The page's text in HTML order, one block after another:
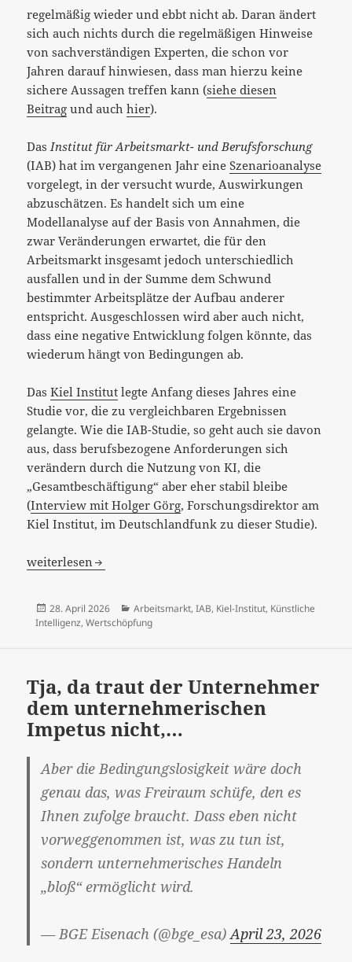
regelmäßig wieder und ebbt nicht ab. Daran ändert
sich auch nichts durch die regelmäßigen Hinweise
von sachverständigen Experten, die schon vor
Jahren darauf hinwiesen, dass man hierzu keine
sichere Aussagen treffen kann (siehe diesen
Beitrag und auchhier).
DasInstitut für Arbeitsmarkt- und Berufsforschung
(IAB) hat im vergangenen Jahr eineSzenarioanalyse
vorgelegt, in der versucht wurde, Auswirkungen
abzuschätzen. Es handelt sich um eine
Modellanalyse auf der Basis von Annahmen, die
zwar Veränderungen erwartet, die für den
Arbeitsmarkt insgesamt jedoch unterschiedlich
ausfallen und in der Summe dem Schwund
bestimmter Arbeitsplätze der Aufbau anderer
entspricht. Ausgeschlossen wird aber auch nicht,
dass eine negative Entwicklung folgen könnte, das
wiederum hängt von Bedingungen ab.
DasKiel Institut legte Anfang dieses Jahres eine
Studie vor, die zu vergleichbaren Ergebnissen
gelangte. Wie die IAB-Studie, so geht auch sie davon
aus, dass berufsbezogene Anforderungen sich
verändern durch die Nutzung von KI, die
„Gesamtbeschäftigung“ aber eher stabil bleibe
(Interview mit Holger Görg, Forschungsdirektor am
Kiel Institut, im Deutschlandfunk zu dieser Studie).
Ja, nein, vielleicht, aber sicher in zehn Jahren…
weiterlesen
Veröffentlicht
am
28. April 2026 Kategorien
Arbeitsmarkt, IAB, Kiel-Institut, Künstliche
Intelligenz, Wertschöpfung
Tja, da traut der Unternehmer
dem unternehmerischen
Impetus nicht,…
Aber die Bedingungslosigkeit wäre doch
genau das, was Freiraum schüfe, den es
Ihnen zufolge braucht. Dass eben nicht
vorweggenommen ist, was zu tun ist,
sondern unternehmerisches Handeln
„bloß“ ermöglicht wird.
— BGE Eisenach (@bge_esa)April 23, 2026